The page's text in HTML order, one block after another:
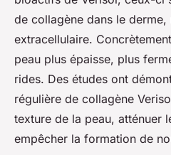
de collagène dans le
extracellulaire.
peau plus épaisse, plus
rides. Des études ont
régulière de collagène
texture de la peau, atténuer
empêcher la formation de